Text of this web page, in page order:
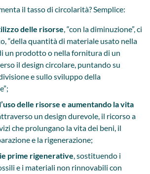
il tasso di circolarità? Semplice:
delle risorse, “con la diminuzione”, ci
“della quantità di materiale usato nella
un prodotto o nella fornitura di un
il design circolare, puntando su
e sullo sviluppo della
delle risorse e aumentando la vita
un design durevole, il ricorso a
che prolungano la vita dei beni, il
e la rigenerazione;
prime rigenerative, sostituendo i
e i materiali non rinnovabili con